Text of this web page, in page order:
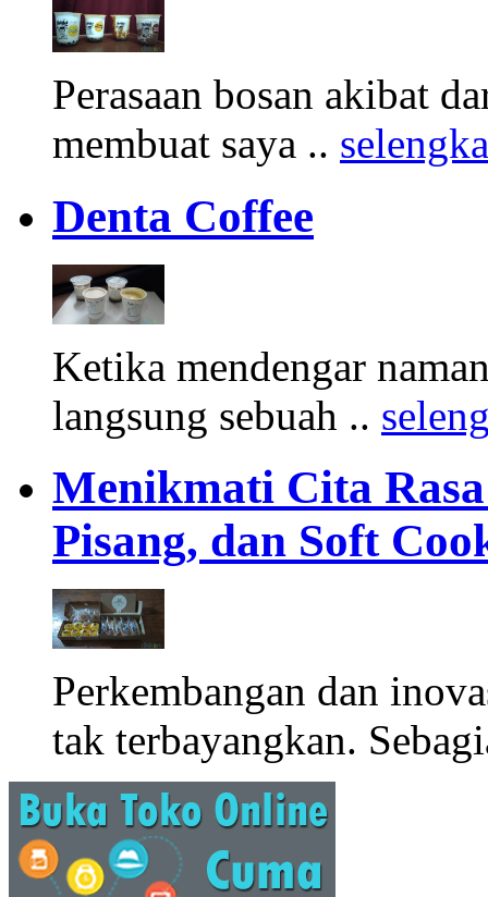
Perasaan bosan akibat
membuat saya ..
Denta Coffee
Ketika mendengar
langsung sebuah ..
Menikmati Cita
Pisang, dan Soft
Perkembangan dan
tak terbayangkan.